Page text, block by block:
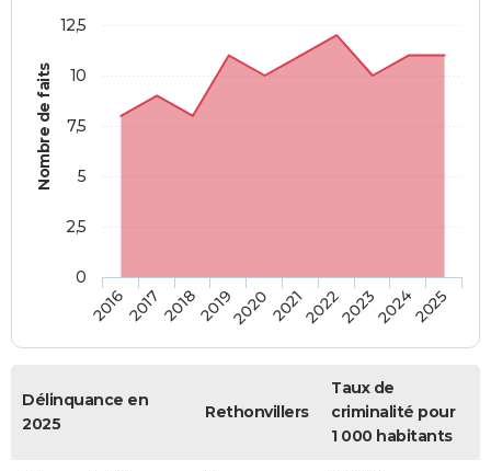
Nombre de faits
2016201720182019202020212022202320242025
0
2,5
5
7,5
10
12,5
Délinquance en
2025
Rethonvillers
Taux de
criminalité pour
1 000 habitants